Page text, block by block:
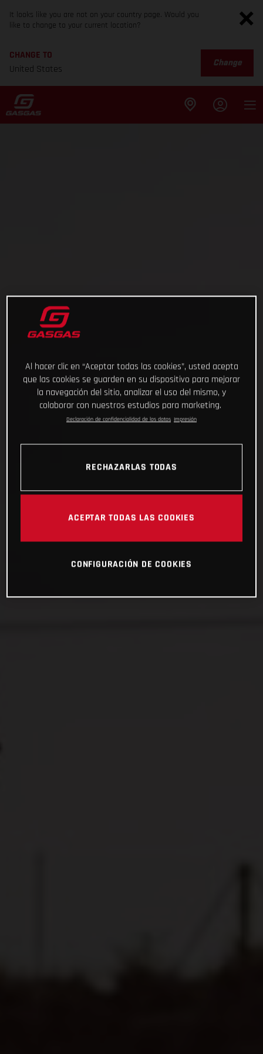
It looks like you are not on your country page. Would you
like to change to your current location?
CHANGE TO
United States
Change
Al hacer clic en “Aceptar todas las cookies”, usted acepta
que las cookies se guarden en su dispositivo para mejorar
la navegación del sitio, analizar el uso del mismo, y
colaborar con nuestros estudios para marketing.
Declaración de confidencialidad de los datos Impresión
RECHAZARLAS TODAS
ACEPTAR TODAS LAS COOKIES
CONFIGURACIÓN DE COOKIES